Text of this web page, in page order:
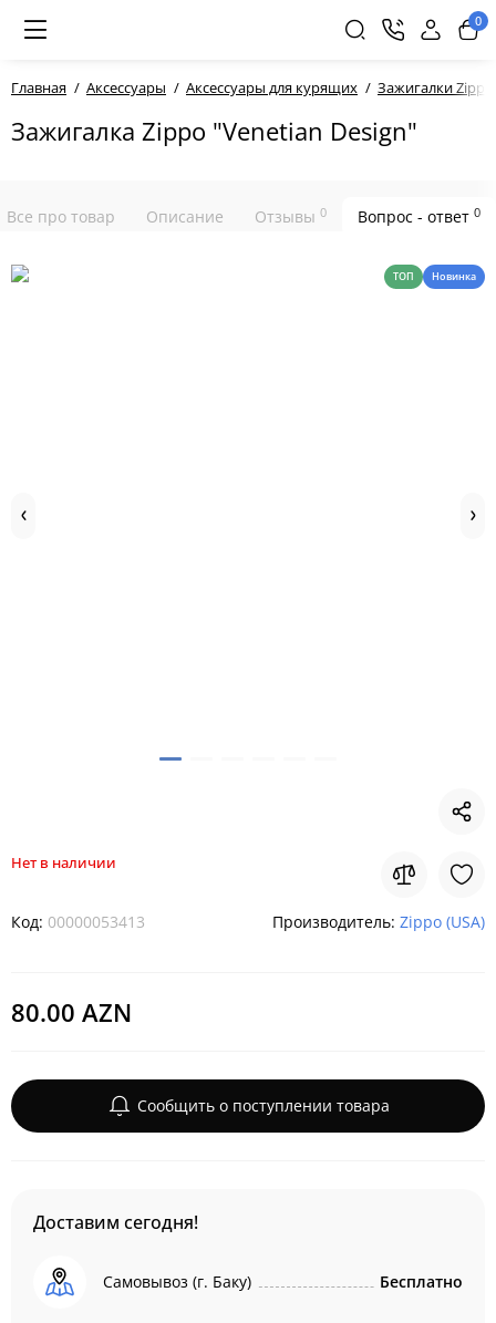
0
Главная Аксессуары Аксессуары для курящих Зажигалки Zippo
Зажигалка Zippo "Venetian Design"
Все про товар Описание Отзывы 0 Вопрос - ответ 0
ТОП Новинка
Нет в наличии
Код: 00000053413 Производитель: Zippo (USA)
80.00 AZN
Сообщить о поступлении товара
Доставим сегодня!
Самовывоз (г. Баку) Бесплатно